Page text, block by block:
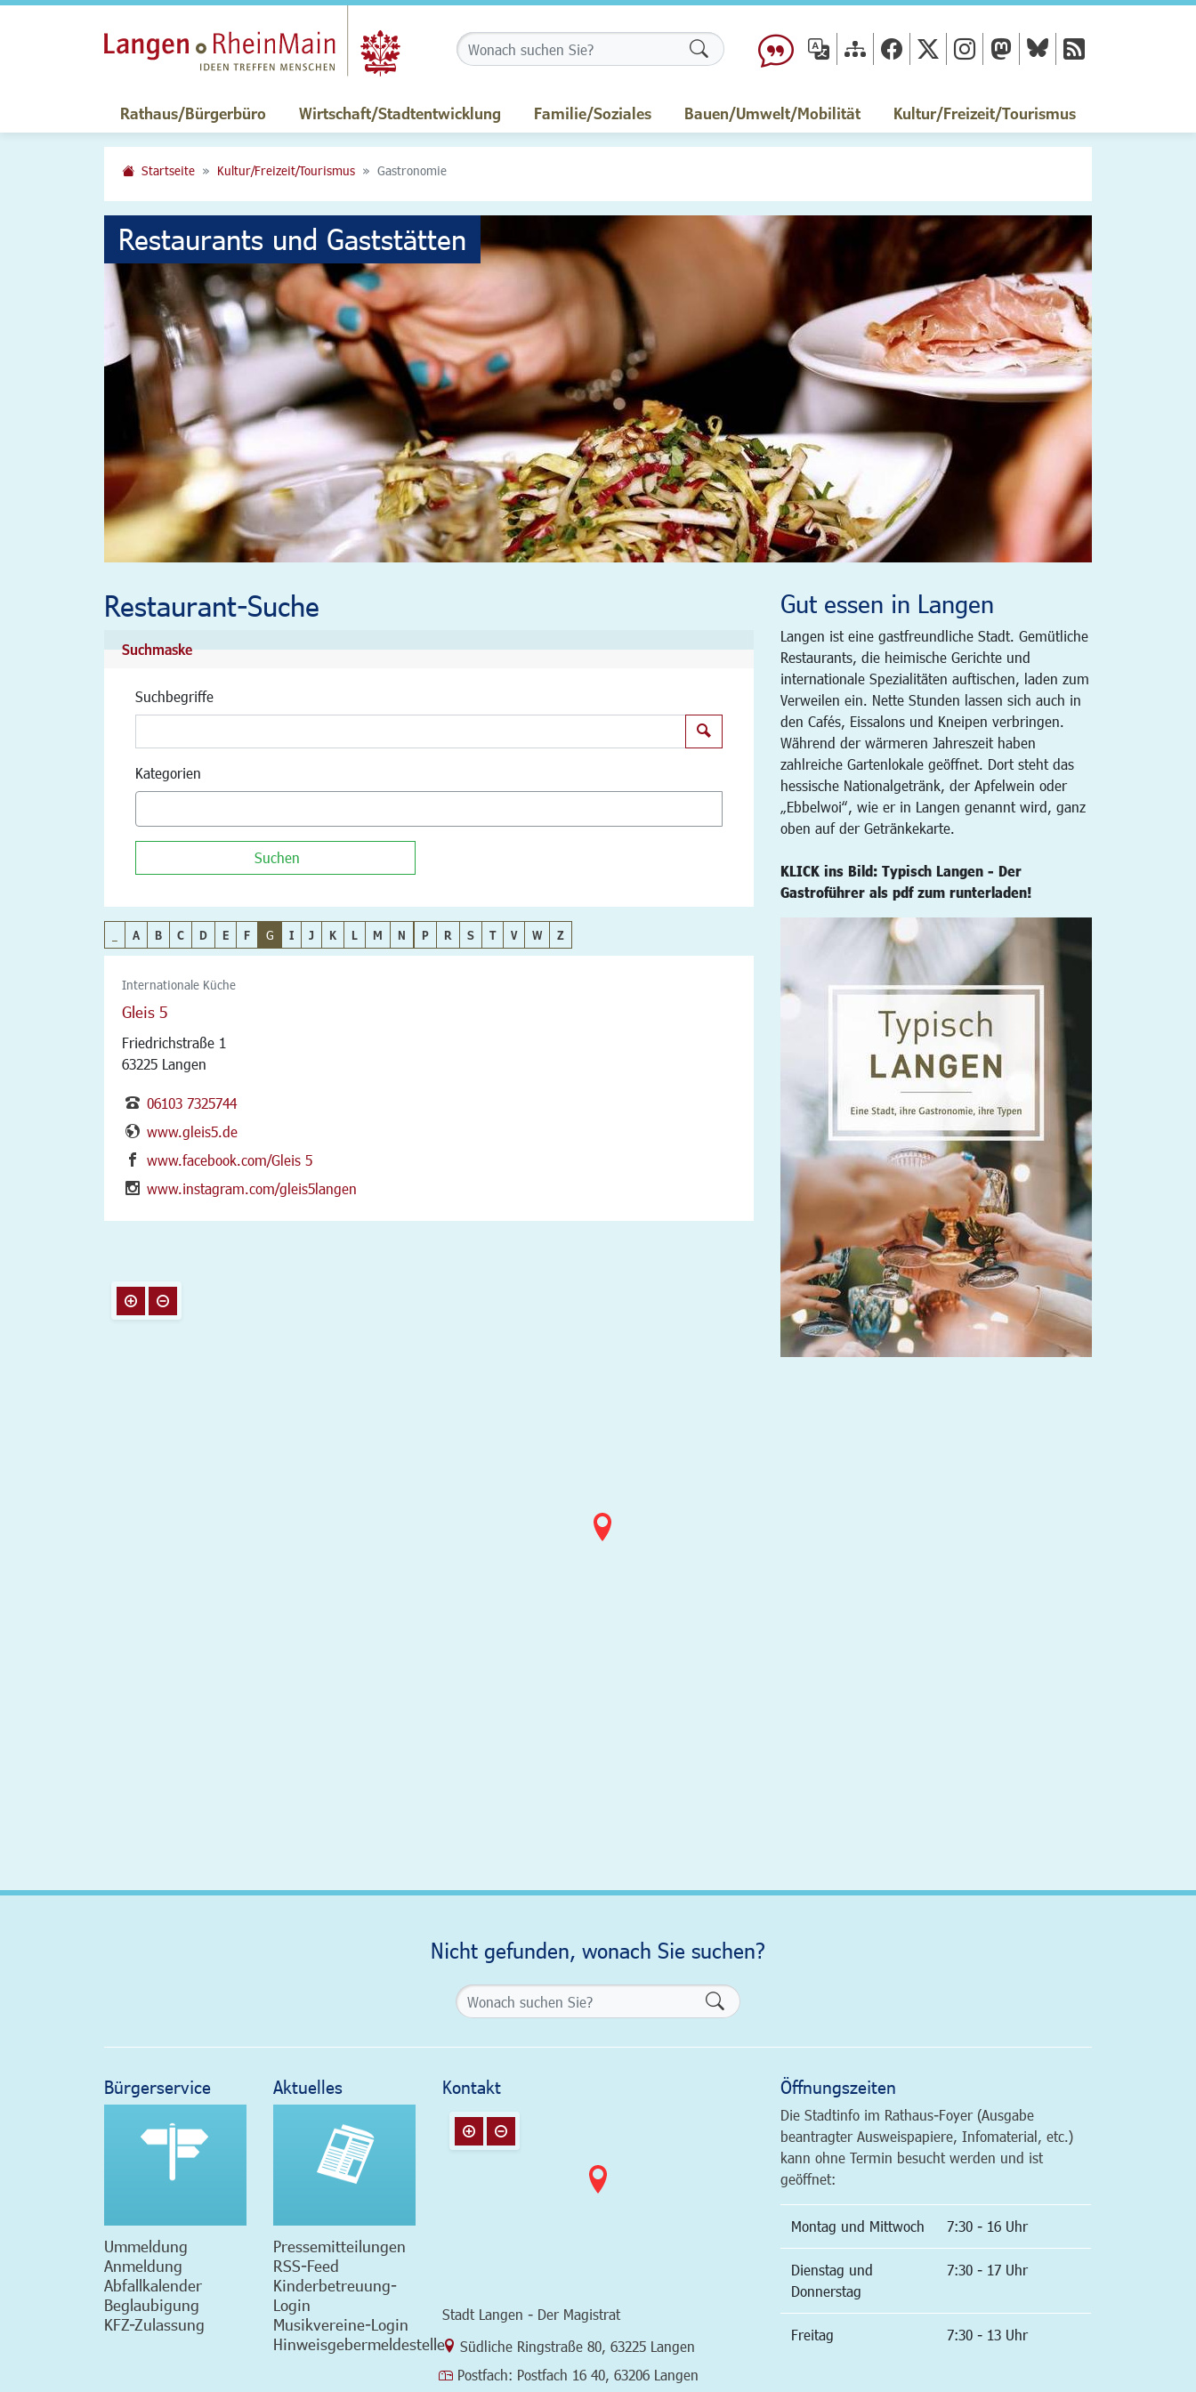
Formularschaltfläche
Rathaus/Bürgerbüro Wirtschaft/Stadtentwicklung Familie/Soziales Bauen/Umwelt/Mobilität Kultur/Freizeit/Tourismus
Startseite Kultur/Freizeit/Tourismus Gastronomie
Restaurants und Gaststätten
Gut essen in Langen
Langen ist eine gastfreundliche Stadt. Gemütliche
Restaurants, die heimische Gerichte und
internationale Spezialitäten auftischen, laden zum
Verweilen ein. Nette Stunden lassen sich auch in
den Cafés, Eissalons und Kneipen verbringen.
Während der wärmeren Jahreszeit haben
zahlreiche Gartenlokale geöffnet. Dort steht das
hessische Nationalgetränk, der Apfelwein oder
„Ebbelwoi“, wie er in Langen genannt wird, ganz
oben auf der Getränkekarte.
KLICK ins Bild: Typisch Langen - Der
Gastroführer als pdf zum runterladen!
Restaurant-Suche
Suchmaske
Suchbegriffe
Kategorien
Suchen
A B C D E F G I J K L M N P R S T V W Z
Internationale Küche
Gleis 5
Friedrichstraße 1
63225 Langen
06103 7325744
www.gleis5.de
www.facebook.com/Gleis 5
www.instagram.com/gleis5langen
Nicht gefunden, wonach Sie suchen?
Formularschaltfläche
Bürgerservice
Ummeldung
Anmeldung
Abfallkalender
Beglaubigung
KFZ-Zulassung
Aktuelles
Pressemitteilungen
RSS-Feed
Kinderbetreuung-
Login
Musikvereine-Login
Hinweisgebermeldestelle
Kontakt
Stadt Langen - Der Magistrat
Link zur Google-Maps Navigation
Südliche Ringstraße 80, 63225 Langen
Postfach: Postfach 16 40, 63206 Langen
Öffnungszeiten
Die Stadtinfo im Rathaus-Foyer (Ausgabe
beantragter Ausweispapiere, Infomaterial, etc.)
kann ohne Termin besucht werden und ist
geöffnet:
Montag und Mittwoch 7:30 - 16 Uhr
Dienstag und
Donnerstag
7:30 - 17 Uhr
Freitag 7:30 - 13 Uhr